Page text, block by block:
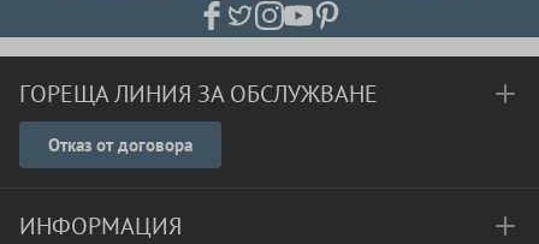
ГОРЕЩА ЛИНИЯ ЗА ОБСЛУЖВАНЕ
Отказ от договора
ИНФОРМАЦИЯ